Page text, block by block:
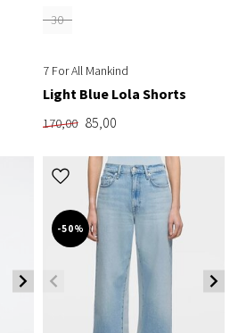
30
7 For All Mankind
Light Blue Lola Shorts
170,00 85,00
-50%